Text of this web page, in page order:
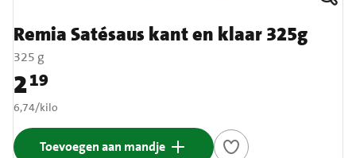
Remia Satésaus kant en klaar 325g
325 g
Prijs: € 2,19
219
€ 6,74 per kilo
6,74/kilo
Toevoegen aan mandje